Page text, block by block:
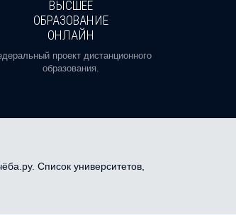
ВЫСШЕЕ
ОБРАЗОВАНИЕ
ОНЛАЙН
проект дистанционного
образования.
Список университетов,